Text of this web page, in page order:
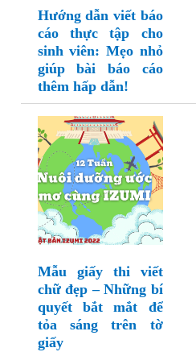
Hướng dẫn viết báo
cáo thực tập cho
sinh viên: Mẹo nhỏ
giúp bài báo cáo
thêm hấp dẫn!
Mẫu giấy thi viết
chữ đẹp – Những bí
quyết bắt mắt để
tỏa sáng trên tờ
giấy